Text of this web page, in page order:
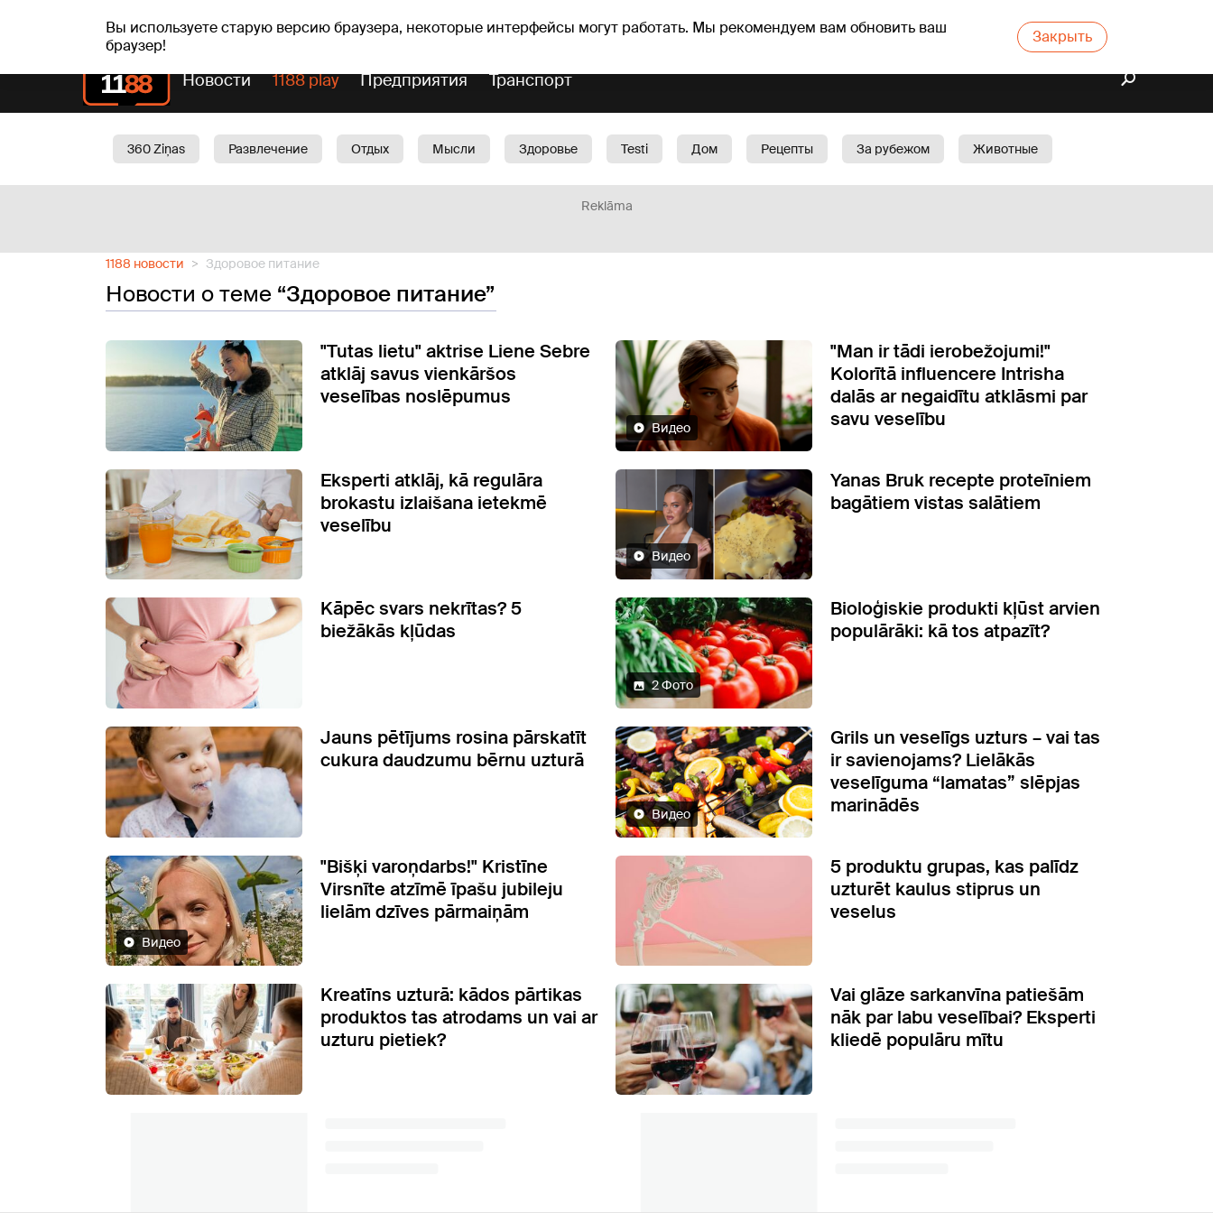
Вы используете старую версию браузера, некоторые интерфейсы могут работать. Мы рекомендуем вам обновить ваш
браузер!
Закрыть
пт, 07.08.2026. +17°C Alfrēds, Fredis, Madars Прогноз погоды Гороскопы
Новости 1188 play Предприятия Транспорт
360 Ziņas Развлечение Отдых Мысли Здоровье Testi Дом Рецепты За рубежом
Животные
Reklāma
1188 новости Здоровое питание
Новости о теме “Здоровое питание”
"Tutas lietu" aktrise Liene Sebre
atklāj savus vienkāršos
veselības noslēpumus
Видео
"Man ir tādi ierobežojumi!"
Kolorītā influencere Intrisha
dalās ar negaidītu atklāsmi par
savu veselību
Eksperti atklāj, kā regulāra
brokastu izlaišana ietekmē
veselību
Видео
Yanas Bruk recepte proteīniem
bagātiem vistas salātiem
Kāpēc svars nekrītas? 5
biežākās kļūdas
2 Фото
Bioloģiskie produkti kļūst arvien
populārāki: kā tos atpazīt?
Jauns pētījums rosina pārskatīt
cukura daudzumu bērnu uzturā
Видео
Grils un veselīgs uzturs – vai tas
ir savienojams? Lielākās
veselīguma “lamatas” slēpjas
marinādēs
Видео
"Bišķi varoņdarbs!" Kristīne
Virsnīte atzīmē īpašu jubileju
lielām dzīves pārmaiņām
5 produktu grupas, kas palīdz
uzturēt kaulus stiprus un
veselus
Kreatīns uzturā: kādos pārtikas
produktos tas atrodams un vai ar
uzturu pietiek?
Vai glāze sarkanvīna patiešām
nāk par labu veselībai? Eksperti
kliedē populāru mītu